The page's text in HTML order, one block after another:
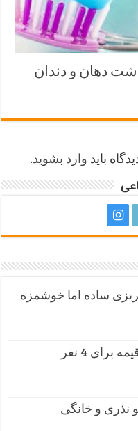
دهان و دندان
باید وارد بشوید.
ساده اما خوشمزه
4 نفر
نذری و خانگی